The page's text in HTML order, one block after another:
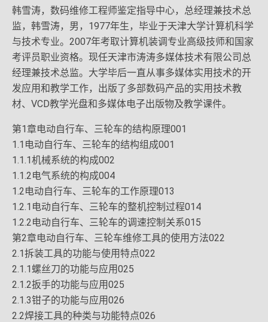
韩雪涛，数码维修工程师鉴定指导中心，总经理兼技术总
监，韩雪涛，男，1977年生，毕业于天津大学计算机科学
与技术专业。2007年考取计算机装调专业高级技师和国家
考评员职业资格。现任天津市涛涛多媒体技术有限公司总
经理兼技术总监。大学毕后一直从事多媒体实用技术的开
发应用和教学工作，出版了多部数码产品的实用技术教
材、VCD教学光盘和多媒体电子出版物及教学课件。
第1章电动自行车、三轮车的结构原理001
1.1电动自行车、三轮车的结构组成001
1.1.1机械系统的构成002
1.1.2电气系统的构成004
1.2电动自行车、三轮车的工作原理013
1.2.1电动自行车、三轮车的整机控制过程014
1.2.2电动自行车、三轮车的调速控制关系015
第2章电动自行车、三轮车维修工具的使用方法022
2.1拆装工具的功能与使用特点022
2.1.1螺丝刀的功能与应用025
2.1.2扳手的功能与应用025
2.1.3钳子的功能与应用026
2.2焊接工具的种类与功能特点026